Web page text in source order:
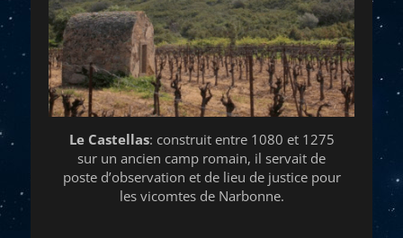
Le Castellas: construit entre 1080 et 1275
sur un ancien camp romain, il servait de
poste d’observation et de lieu de justice pour
les vicomtes de Narbonne.